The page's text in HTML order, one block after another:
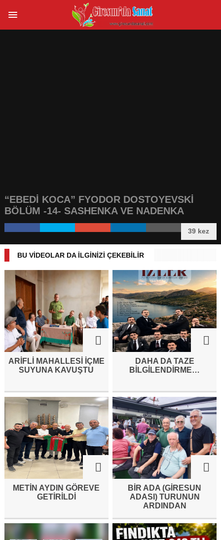
“EBEDİ KOCA” FYODOR DOSTOYEVSKİ
BÖLÜM -14- SASHENKA VE NADENKA
39 kez
BU VİDEOLAR DA İLGİNİZİ ÇEKEBİLİR
ARIFLI MAHALLESI İÇME
SUYUNA KAVUŞTU
DAHA DA TAZE
BİLGİLENDİRME…
METİN AYDIN GÖREVE
GETİRİLDİ
BİR ADA (GİRESUN
ADASI) TURUNUN
ARDINDAN